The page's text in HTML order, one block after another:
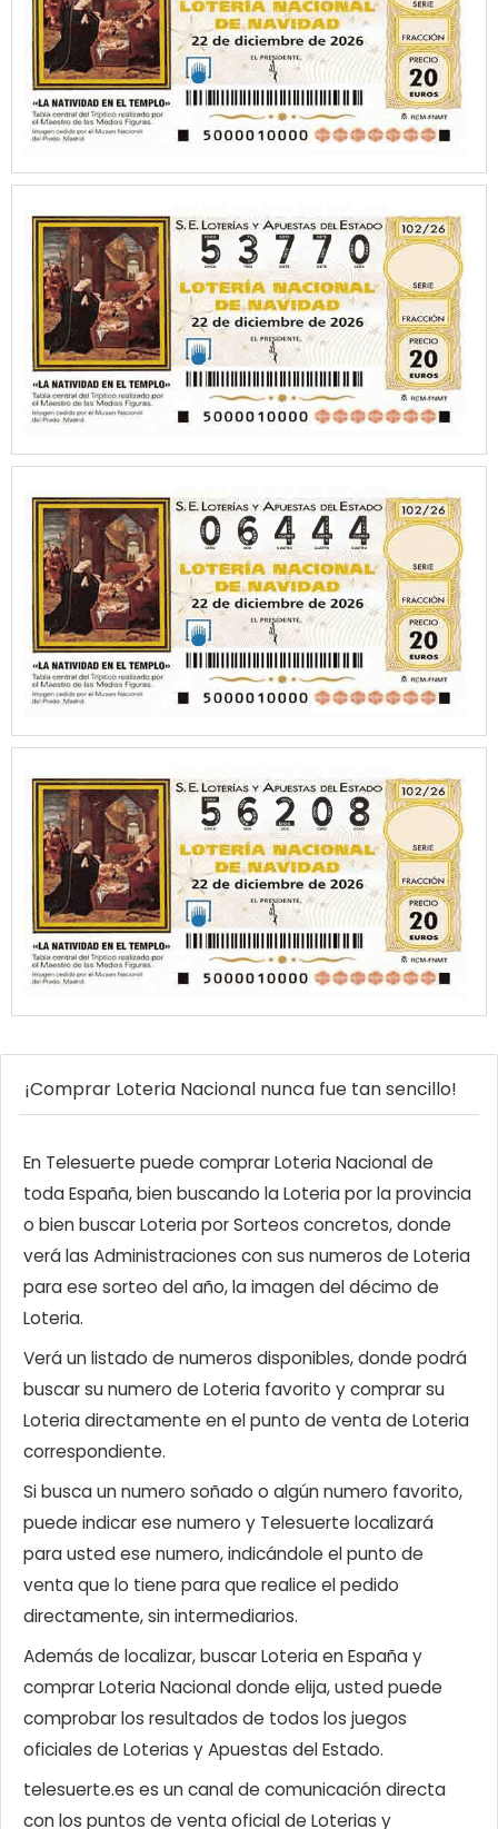
¡Comprar Loteria Nacional nunca fue tan sencillo!
En Telesuerte puede comprar Loteria Nacional de
toda España, bien buscando la Loteria por la provincia
o bien buscar Loteria por Sorteos concretos, donde
verá las Administraciones con sus numeros de Loteria
para ese sorteo del año, la imagen del décimo de
Loteria.
Verá un listado de numeros disponibles, donde podrá
buscar su numero de Loteria favorito y comprar su
Loteria directamente en el punto de venta de Loteria
correspondiente.
Si busca un numero soñado o algún numero favorito,
puede indicar ese numero y Telesuerte localizará
para usted ese numero, indicándole el punto de
venta que lo tiene para que realice el pedido
directamente, sin intermediarios.
Además de localizar, buscar Loteria en España y
comprar Loteria Nacional donde elija, usted puede
comprobar los resultados de todos los juegos
oficiales de Loterias y Apuestas del Estado.
telesuerte.es es un canal de comunicación directa
con los puntos de venta oficial de Loterias y